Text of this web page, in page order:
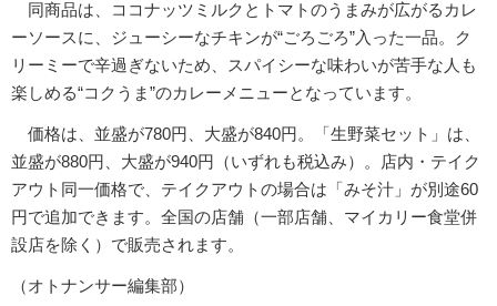
同商品は、ココナッツミルクとトマトのうまみが広がるカレ
ーソースに、ジューシーなチキンが“ごろごろ”入った一品。ク
リーミーで辛過ぎないため、スパイシーな味わいが苦手な人も
楽しめる“コクうま”のカレーメニューとなっています。
価格は、並盛が780円、大盛が840円。「生野菜セット」は、
並盛が880円、大盛が940円（いずれも税込み）。店内・テイク
アウト同一価格で、テイクアウトの場合は「みそ汁」が別途60
円で追加できます。全国の店舗（一部店舗、マイカリー食堂併
設店を除く）で販売されます。
（オトナンサー編集部）